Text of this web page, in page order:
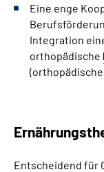
Eine enge
Integration
orthopädische
(orthopädische
Entscheidend für